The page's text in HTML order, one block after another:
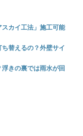
スカイ工法」施工可能
替えるの？外壁サイ
きの裏では雨水が回